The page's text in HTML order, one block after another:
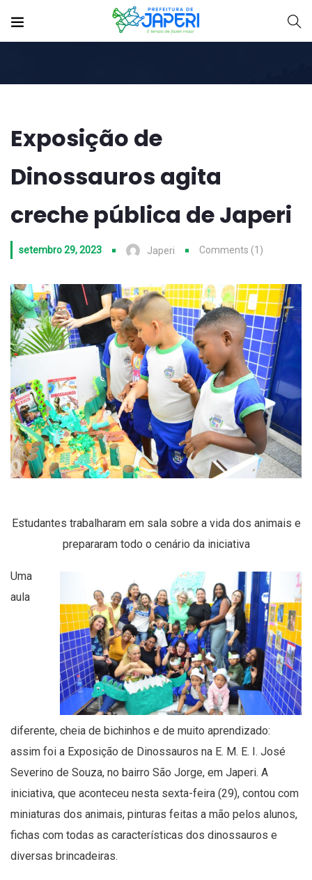
Exposição de
Dinossauros agita
creche pública de Japeri
setembro 29, 2023 Japeri Comments (1)
Estudantes trabalharam em sala sobre a vida dos animais e
prepararam todo o cenário da iniciativa
Uma
aula
diferente, cheia de bichinhos e de muito aprendizado:
assim foi a Exposição de Dinossauros na E. M. E. I. José
Severino de Souza, no bairro São Jorge, em Japeri. A
iniciativa, que aconteceu nesta sexta-feira (29), contou com
miniaturas dos animais, pinturas feitas a mão pelos alunos,
fichas com todas as características dos dinossauros e
diversas brincadeiras.